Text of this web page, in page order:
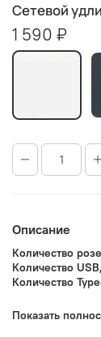
Сетевой
1 590 ₽
Описание
Количество
Количество
Количество
100V-250V ~
Показать